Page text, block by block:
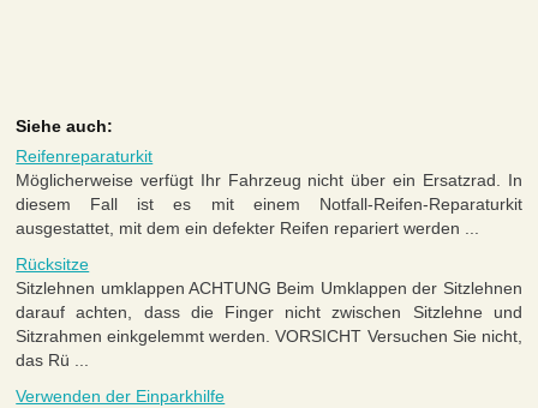
Siehe auch:
Reifenreparaturkit
Möglicherweise verfügt Ihr Fahrzeug nicht über ein Ersatzrad. In
diesem Fall ist es mit einem Notfall-Reifen-Reparaturkit
ausgestattet, mit dem ein defekter Reifen repariert werden ...
Rücksitze
Sitzlehnen umklappen ACHTUNG Beim Umklappen der Sitzlehnen
darauf achten, dass die Finger nicht zwischen Sitzlehne und
Sitzrahmen einkgelemmt werden. VORSICHT Versuchen Sie nicht,
das Rü ...
Verwenden der Einparkhilfe